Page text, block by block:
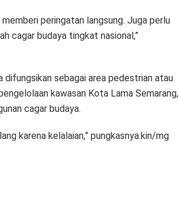
peringatan langsung. Juga perlu
cagar budaya tingkat nasional,”
sebagai area pedestrian atau
kawasan Kota Lama Semarang,
cagar budaya.
karena kelalaian,” pungkasnya.kin/mg